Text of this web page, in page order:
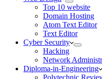
Top 10 website
Domain Hosting
Atom Text Editor
Text Editor
Cyber Security
Hacking
Network
Diploma-in-Engineering
Polytechnic